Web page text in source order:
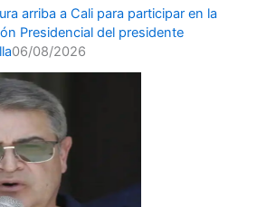
arriba a Cali para participar en la
Presidencial del presidente
06/08/2026